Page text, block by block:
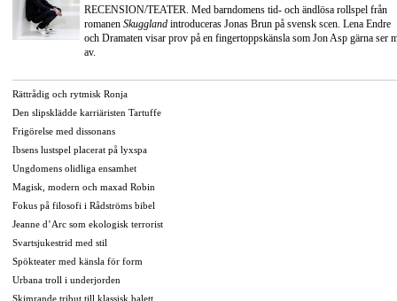
RECENSION/TEATER. Med barndomens tid- och ändlösa rollspel från
romanen Skuggland introduceras Jonas Brun på svensk scen. Lena Endre
och Dramaten visar prov på en fingertoppskänsla som Jon Asp gärna ser
av.
Rättrådig och rytmisk Ronja
Den slipsklädde karriäristen Tartuffe
Frigörelse med dissonans
Ibsens lustspel placerat på lyxspa
Ungdomens olidliga ensamhet
Magisk, modern och maxad Robin
Fokus på filosofi i Rådströms bibel
Jeanne d’Arc som ekologisk terrorist
Svartsjukestrid med stil
Spökteater med känsla för form
Urbana troll i underjorden
Skimrande tribut till klassisk balett